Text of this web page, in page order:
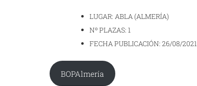
LUGAR: ABLA (ALMERÍA)
Nº PLAZAS: 1
FECHA PUBLICACIÓN: 26/08/2021
BOPAlmería